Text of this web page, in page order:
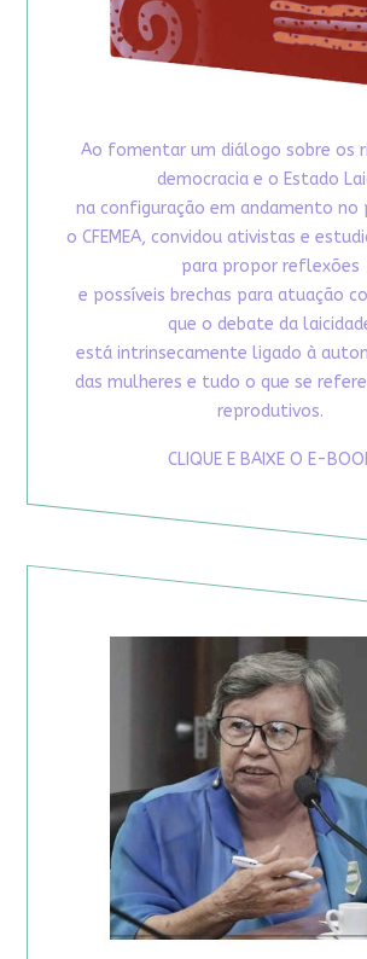
Ao fomentar um diálogo sobre os
democracia e o Estado
na configuração em andamento no
o CFEMEA, convidou ativistas e
para propor reflexões
e possíveis brechas para atuação
que o debate da
está intrinsecamente ligado à
das mulheres e tudo o que se
reprodutivos.
CLIQUE E BAIXE O E-